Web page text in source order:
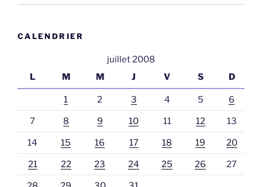
CALENDRIER
juillet 2008
L
M M J V S D
1 2 3 4 5 6
7 8 9 10 11 12 13
14 15 16 17 18 19 20
21 22 23 24 25 26 27